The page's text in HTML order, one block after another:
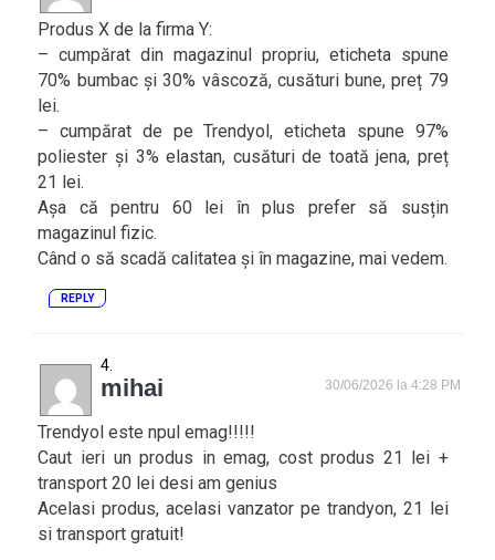
Produs X de la firma Y:
– cumpărat din magazinul propriu, eticheta spune
70% bumbac și 30% vâscoză, cusături bune, preț 79
lei.
– cumpărat de pe Trendyol, eticheta spune 97%
poliester și 3% elastan, cusături de toată jena, preț
21 lei.
Așa că pentru 60 lei în plus prefer să susțin
magazinul fizic.
Când o să scadă calitatea și în magazine, mai vedem.
REPLY
mihai 30/06/2026 la 4:28 PM
Trendyol este npul emag!!!!!
Caut ieri un produs in emag, cost produs 21 lei +
transport 20 lei desi am genius
Acelasi produs, acelasi vanzator pe trandyon, 21 lei
si transport gratuit!